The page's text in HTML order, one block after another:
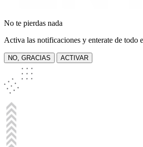
No te pierdas nada
Activa las notificaciones y enterate de todo
NO, GRACIAS ACTIVAR